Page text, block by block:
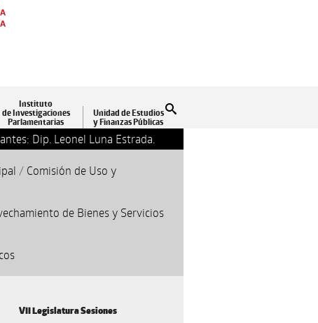
Instituto
de Investigaciones
Parlamentarias
Unidad de Estudios
y Finanzas Públicas
Dip. Leonel Luna Estrada.
/ Comisión de Uso y
de Bienes y Servicios
VII Legislatura Sesiones